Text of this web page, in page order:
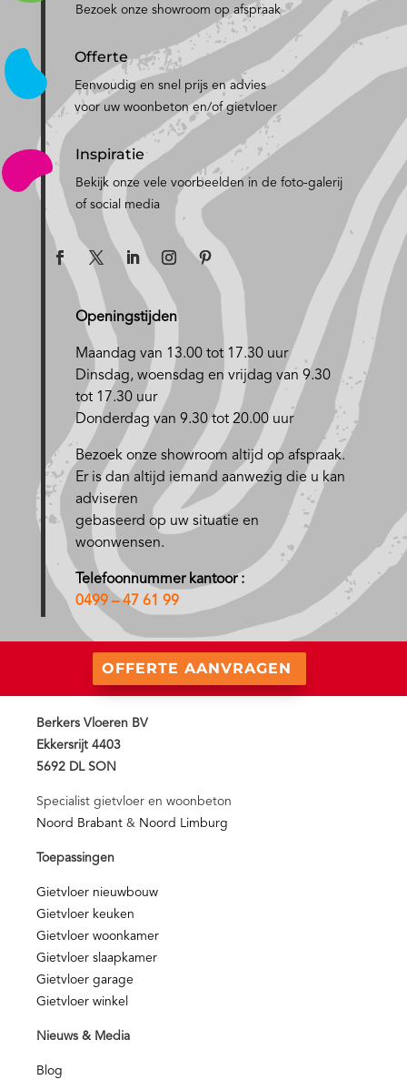
Bezoek onze showroom op afspraak
Offerte
Eenvoudig en snel prijs en advies
voor uw woonbeton en/of gietvloer
Inspiratie
Bekijk onze vele voorbeelden in de foto-galerij
of social media
Openingstijden
Maandag van 13.00 tot 17.30 uur
Dinsdag, woensdag en vrijdag van 9.30
tot 17.30 uur
Donderdag van 9.30 tot 20.00 uur
Bezoek onze showroom altijd op afspraak.
Er is dan altijd iemand aanwezig die u kan
adviseren
gebaseerd op uw situatie en
woonwensen.
Telefoonnummer kantoor :
0499 – 47 61 99
OFFERTE AANVRAGEN
Berkers Vloeren BV
Ekkersrijt 4403
5692 DL SON
Specialist gietvloer en woonbeton
Noord Brabant & Noord Limburg
Toepassingen
Gietvloer nieuwbouw
Gietvloer keuken
Gietvloer woonkamer
Gietvloer slaapkamer
Gietvloer garage
Gietvloer winkel
Nieuws & Media
Blog